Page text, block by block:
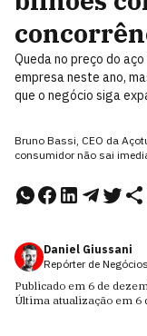
Queda no preço do
empresa neste ano,
que o negócio siga
Bruno Bassi, CEO da
consumidor não sai
Daniel Giussani
Repórter de Negócios
Publicado em 6 de
Última atualização em 6